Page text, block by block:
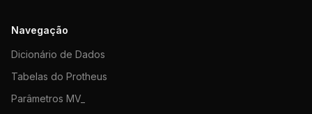
Navegação
Dicionário de Dados
Tabelas do Protheus
Parâmetros MV_